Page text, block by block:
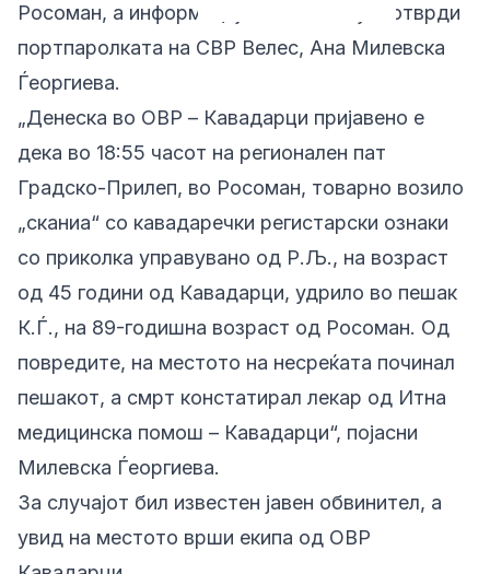
Росоман, а информацијата за МИА ја потврди
портпаролката на СВР Велес, Ана Милевска
Ѓеоргиева.
„Денеска во ОВР – Кавадарци пријавено е
дека во 18:55 часот на регионален пат
Градско-Прилеп, во Росоман, товарно возило
„сканиа“ со кавадаречки регистарски ознаки
со приколка управувано од Р.Љ., на возраст
од 45 години од Кавадарци, удрило во пешак
К.Ѓ., на 89-годишна возраст од Росоман. Од
повредите, на местото на несреќата починал
пешакот, а смрт констатирал лекар од Итна
медицинска помош – Кавадарци“, појасни
Милевска Ѓеоргиева.
За случајот бил известен јавен обвинител, а
увид на местото врши екипа од ОВР